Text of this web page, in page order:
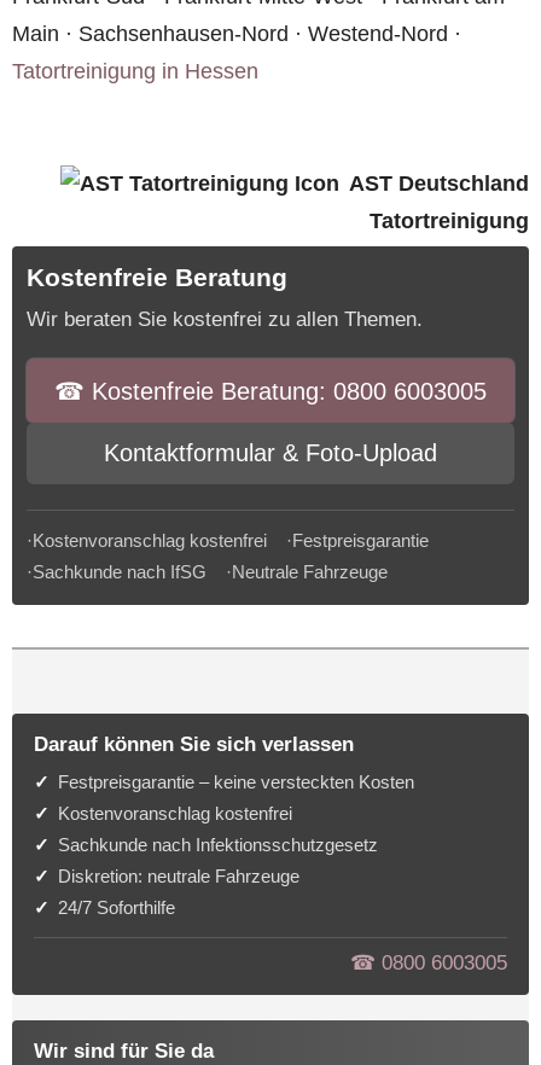
Main · Sachsenhausen-Nord · Westend-Nord ·
Tatortreinigung in Hessen
AST Deutschland
Tatortreinigung
Kostenfreie Beratung
Wir beraten Sie kostenfrei zu allen Themen.
☎︎ Kostenfreie Beratung: 0800 6003005
Kontaktformular & Foto-Upload
·Kostenvoranschlag kostenfrei ·Festpreisgarantie
·Sachkunde nach IfSG ·Neutrale Fahrzeuge
Darauf können Sie sich verlassen
Festpreisgarantie – keine versteckten Kosten
Kostenvoranschlag kostenfrei
Sachkunde nach Infektionsschutzgesetz
Diskretion: neutrale Fahrzeuge
24/7 Soforthilfe
☎︎ 0800 6003005
Wir sind für Sie da